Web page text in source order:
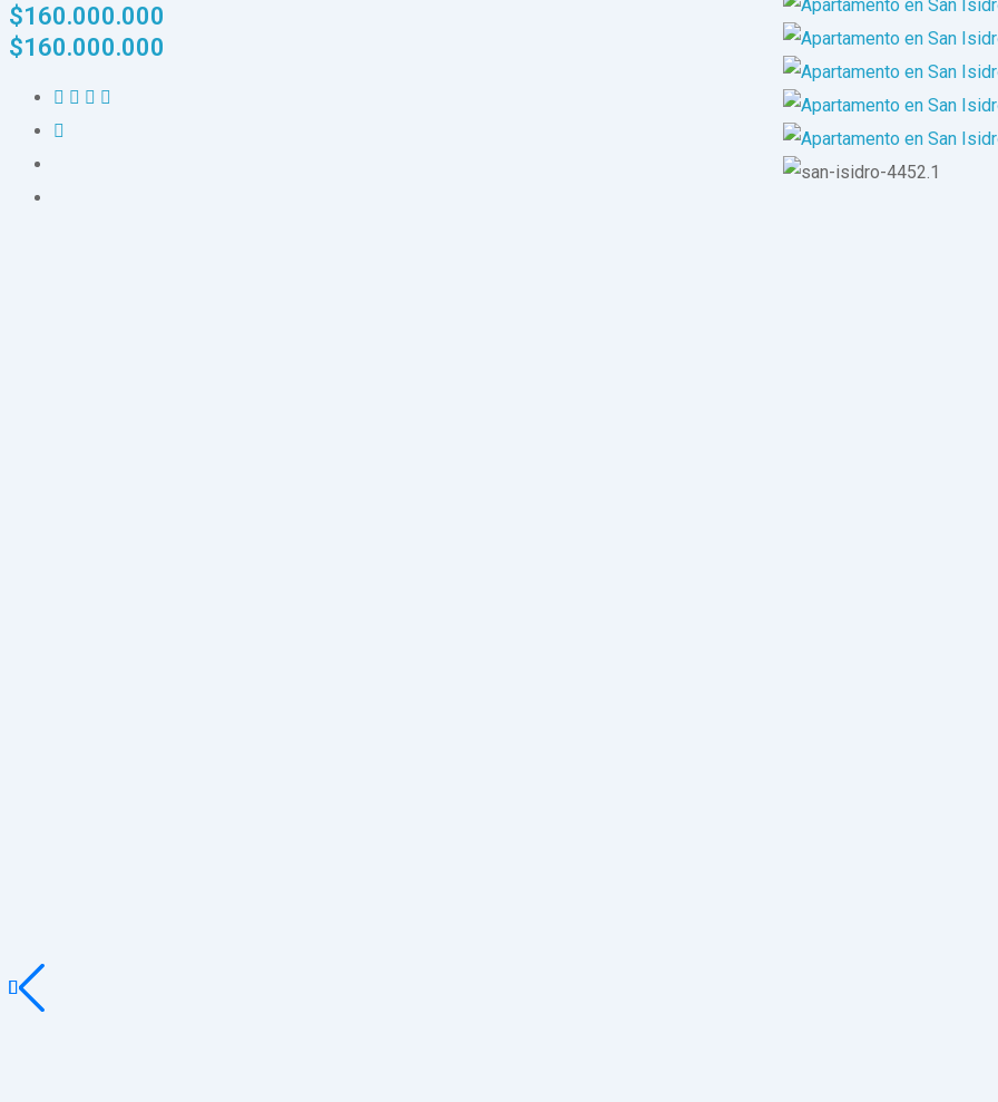
$160.000.000
$160.000.000